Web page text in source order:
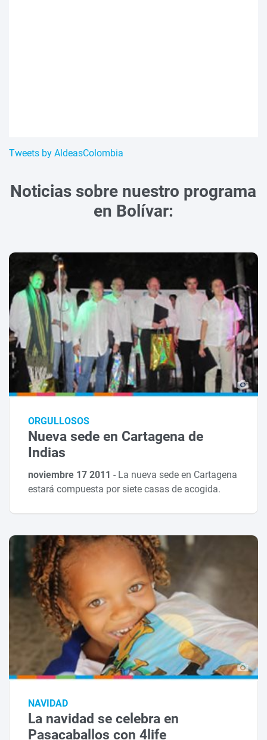
Tweets by AldeasColombia
Noticias sobre nuestro programa
en Bolívar:
ORGULLOSOS
Nueva sede en Cartagena de
Indias
noviembre 17 2011- La nueva sede en Cartagena
estará compuesta por siete casas de acogida.
NAVIDAD
La navidad se celebra en
Pasacaballos con 4life